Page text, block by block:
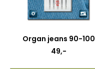
Organ jeans 90-100
49,-